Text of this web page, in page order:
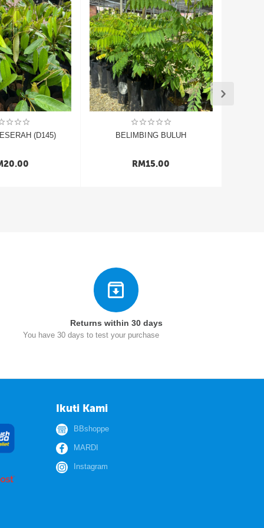
(D145)
20.00
BELIMBING BULUH
RM15.00
Returns within 30 days
You have 30 days to test your purchase
Ikuti Kami
BBshoppe
MARDI
Instagram